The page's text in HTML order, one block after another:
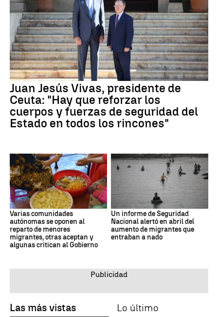
Juan Jesús Vivas, presidente de
Ceuta: "Hay que reforzar los
cuerpos y fuerzas de seguridad del
Estado en todos los rincones"
Varias comunidades
autónomas se oponen al
reparto de menores
migrantes, otras aceptan y
algunas critican al Gobierno
Un informe de Seguridad
Nacional alertó en abril del
aumento de migrantes que
entraban a nado
Las más vistas Lo último